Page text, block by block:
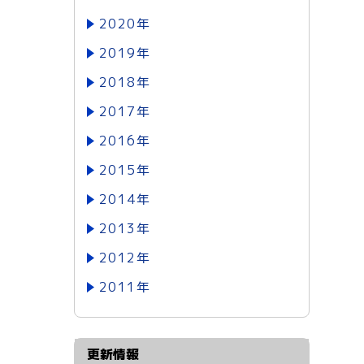
2020年
2019年
2018年
2017年
2016年
2015年
2014年
2013年
2012年
2011年
更新情報